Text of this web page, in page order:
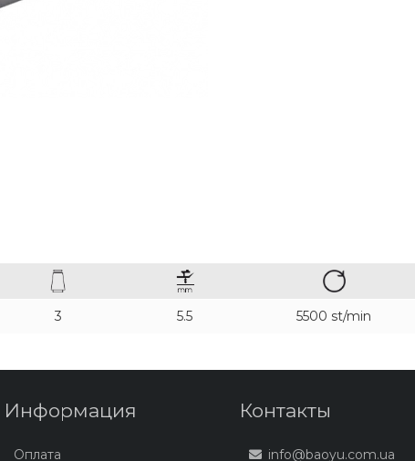
3 5.5 5500 st/min
Информация
Оплата
Контакты
info@baoyu.com.ua